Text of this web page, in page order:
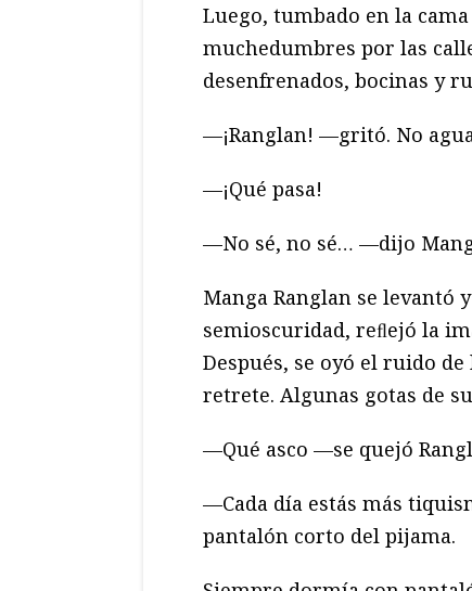
Luego, tumbado en la
muchedumbres por las
desenfrenados, bocinas y
—¡Ranglan! —gritó. No
—¡Qué pasa!
—No sé, no sé… —dijo
Manga Ranglan se levantó
semioscuridad, reﬂejó la
Después, se oyó el ruido
retrete. Algunas gotas de
—Qué asco —se quejó
—Cada día estás más
pantalón corto del pijama.